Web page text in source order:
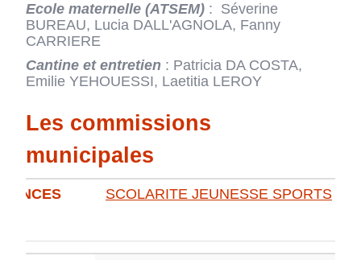
Ecole maternelle (ATSEM) : Séverine
BUREAU, Lucia DALL'AGNOLA, Fanny
CARRIERE
Cantine et entretien : Patricia DA COSTA,
Emilie YEHOUESSI, Laetitia LEROY
Les commissions
municipales
SCOLARITE JEUNESSE SPORTS